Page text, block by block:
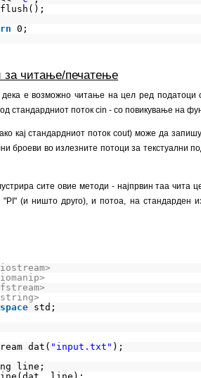
0;
читање/печатење
е возможно читање на цел ред податоци
стандардниот поток cin - со повикување на
кај стандардниот поток cout) може да
броеви во излезните потоци за текстуални
сите овие методи - најпрвин таа чита
"PI" (и ништо друго), и потоа, на стандарден
std;
dat( "input.txt" );
line;